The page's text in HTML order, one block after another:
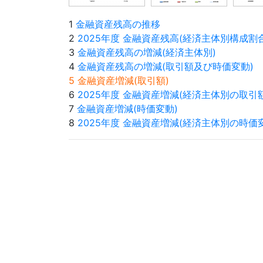
1 金融資産残高の推移
2 2025年度 金融資産残高(経済主体別構成割
3 金融資産残高の増減(経済主体別)
4 金融資産残高の増減(取引額及び時価変動)
5 金融資産増減(取引額)
6 2025年度 金融資産増減(経済主体別の取引
7 金融資産増減(時価変動)
8 2025年度 金融資産増減(経済主体別の時価